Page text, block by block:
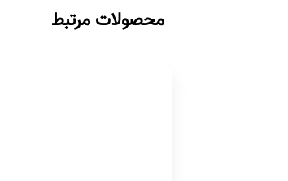
محصولات مرتبط